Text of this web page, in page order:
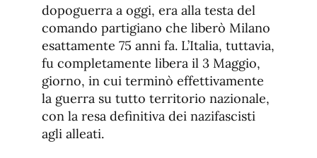
dopoguerra a oggi, era alla testa del
comando partigiano che liberò Milano
esattamente 75 anni fa. L’Italia, tuttavia,
fu completamente libera il 3 Maggio,
giorno, in cui terminò effettivamente
la guerra su tutto territorio nazionale,
con la resa definitiva dei nazifascisti
agli alleati.